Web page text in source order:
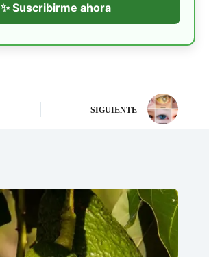
✨ Suscribirme ahora
SIGUIENTE